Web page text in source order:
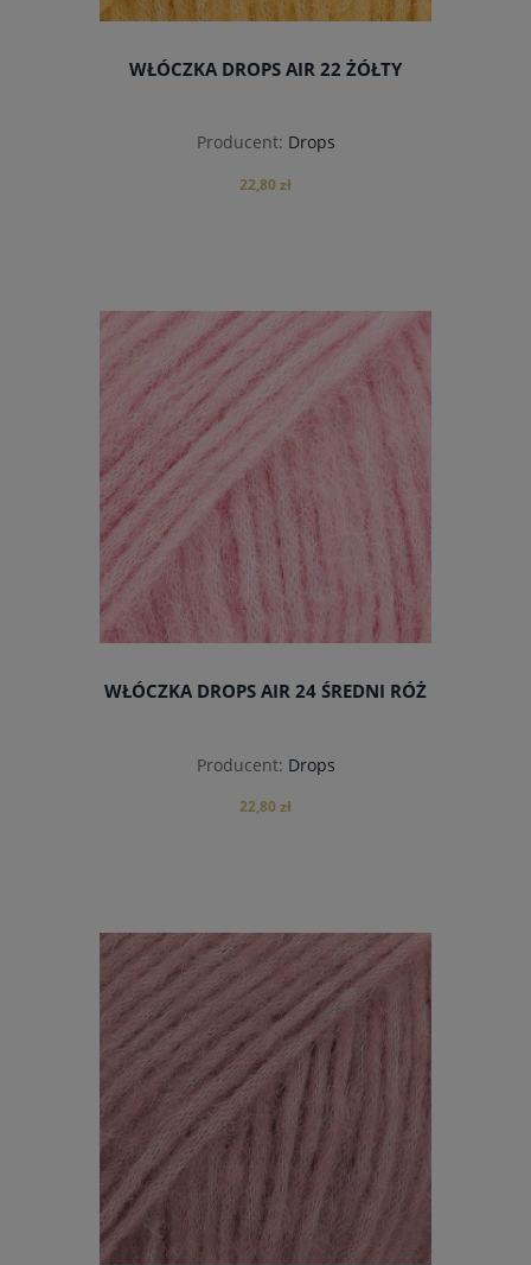
WŁÓCZKA DROPS AIR 22 ŻÓŁTY
Producent: Drops
22,80 zł
do koszyka
WŁÓCZKA DROPS AIR 24 ŚREDNI RÓŻ
Producent: Drops
22,80 zł
do koszyka